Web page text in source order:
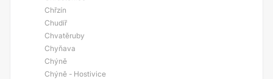
Chřzín
Chudíř
Chvatěruby
Chyňava
Chýně
Chýně - Hostivice